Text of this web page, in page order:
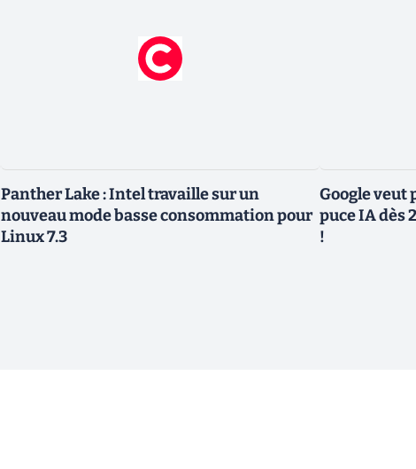
Panther Lake : Intel travaille sur un
nouveau mode basse consommation pour
Linux 7.3
Google veut
puce IA dès
!